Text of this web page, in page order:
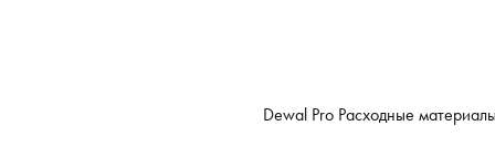
Dewal Pro Расходные